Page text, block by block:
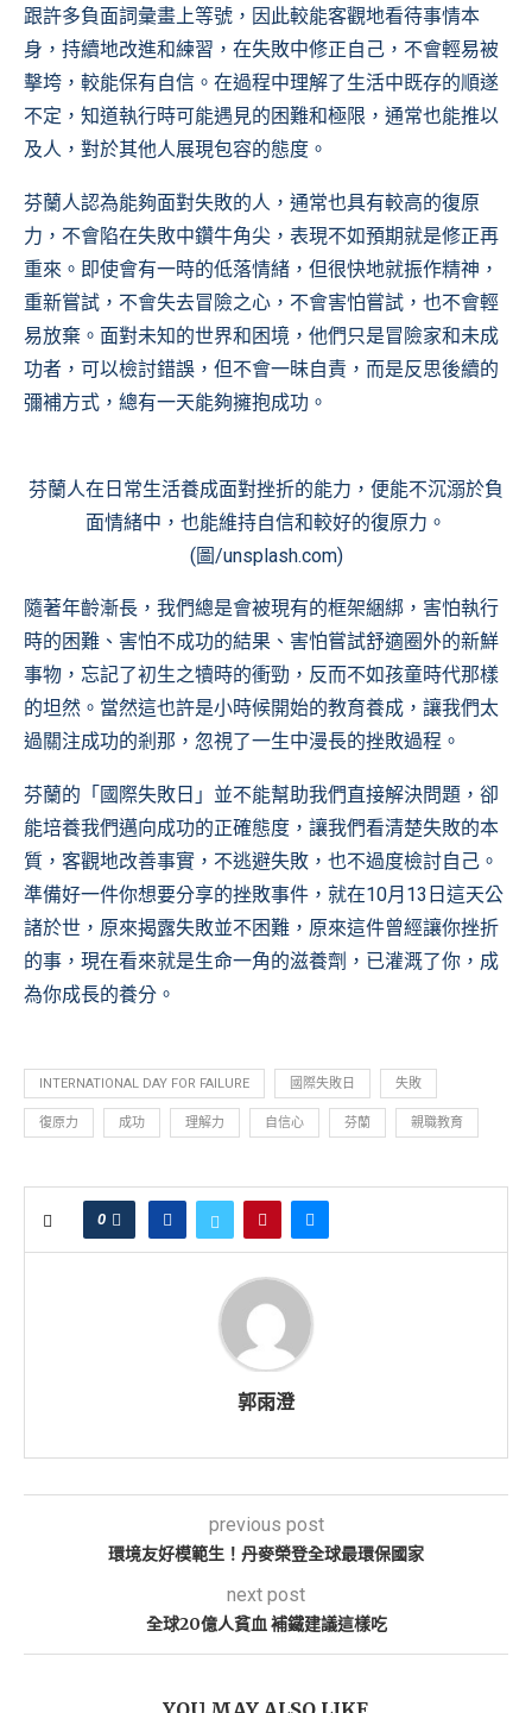
跟許多負面詞彙畫上等號，因此較能客觀地看待事情本
身，持續地改進和練習，在失敗中修正自己，不會輕易被
擊垮，較能保有自信。在過程中理解了生活中既存的順遂
不定，知道執行時可能遇見的困難和極限，通常也能推以
及人，對於其他人展現包容的態度。
芬蘭人認為能夠面對失敗的人，通常也具有較高的復原
力，不會陷在失敗中鑽牛角尖，表現不如預期就是修正再
重來。即使會有一時的低落情緒，但很快地就振作精神，
重新嘗試，不會失去冒險之心，不會害怕嘗試，也不會輕
易放棄。面對未知的世界和困境，他們只是冒險家和未成
功者，可以檢討錯誤，但不會一昧自責，而是反思後續的
彌補方式，總有一天能夠擁抱成功。
芬蘭人在日常生活養成面對挫折的能力，便能不沉溺於負
面情緒中，也能維持自信和較好的復原力。
(圖/unsplash.com)
隨著年齡漸長，我們總是會被現有的框架綑綁，害怕執行
時的困難、害怕不成功的結果、害怕嘗試舒適圈外的新鮮
事物，忘記了初生之犢時的衝勁，反而不如孩童時代那樣
的坦然。當然這也許是小時候開始的教育養成，讓我們太
過關注成功的剎那，忽視了一生中漫長的挫敗過程。
芬蘭的「國際失敗日」並不能幫助我們直接解決問題，卻
能培養我們邁向成功的正確態度，讓我們看清楚失敗的本
質，客觀地改善事實，不逃避失敗，也不過度檢討自己。
準備好一件你想要分享的挫敗事件，就在10月13日這天公
諸於世，原來揭露失敗並不困難，原來這件曾經讓你挫折
的事，現在看來就是生命一角的滋養劑，已灌溉了你，成
為你成長的養分。
INTERNATIONAL DAY FOR FAILURE 國際失敗日 失敗
復原力 成功 理解力 自信心 芬蘭 親職教育
0
郭雨澄
previous post
環境友好模範生！丹麥榮登全球最環保國家
next post
全球20億人貧血 補鐵建議這樣吃